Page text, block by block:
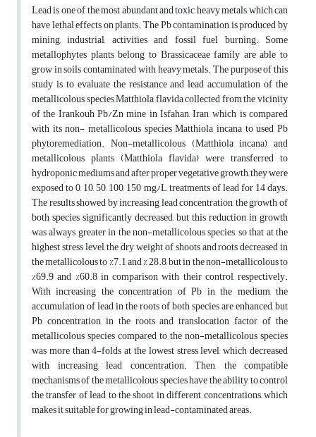
Lead is one of the most abundant and toxic heavy metals which can
have lethal effects on plants. The Pb contamination is produced by
mining, industrial, activities and fossil fuel burning. Some
metallophytes plants belong to Brassicaceae family are able to
grow in soils contaminated with heavy metals. The purpose of this
study is to evaluate the resistance and lead accumulation of the
metallicolous species Matthiola flavida collected from the vicinity
of the Irankouh Pb/Zn mine in Isfahan, Iran, which is compared
with its non- metallicolous species Matthiola incana to used Pb
phytoremediation. Non-metallicolous (Matthiola incana) and
metallicolous plants (Matthiola flavida) were transferred to
hydroponic mediums and after proper vegetative growth, they were
exposed to 0, 10, 50, 100, 150 mg/L treatments of lead for 14 days.
The results showed by increasing lead concentration, the growth of
both species significantly decreased, but this reduction in growth
was always greater in the non-metallicolous species, so that at the
highest stress level, the dry weight of shoots and roots decreased in
the metallicolous to %7.1 and % 28.8, but in the non-metallicolous to
%69.9 and %60.8 in comparison with their control, respectively.
With increasing the concentration of Pb in the medium, the
accumulation of lead in the roots of both species are enhanced, but
Pb concentration in the roots and translocation factor of the
metallicolous species compared to the non-metallicolous species
was more than 4-folds at the lowest stress level, which decreased
with increasing lead concentration. Then, the compatible
mechanisms of the metallicolous species have the ability to control
the transfer of lead to the shoot in different concentrations, which
makes it suitable for growing in lead-contaminated areas.